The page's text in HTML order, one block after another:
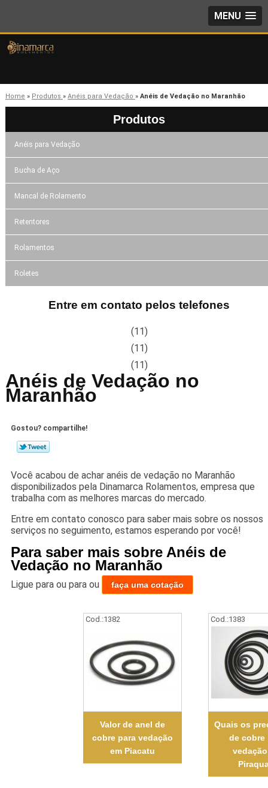
MENU
Home » Produtos » Anéis para Vedação » Anéis de Vedação no Maranhão
Produtos
Anéis para Vedação
Bucha de Aço
Mancal de Rolamento
Retentores
Rolamentos
Roletes
Entre em contato pelos telefones
(11)
(11)
(11)
Anéis de Vedação no
Maranhão
Gostou? compartilhe!
Você acabou de achar anéis de vedação no Maranhão
disponibilizados pela Dinamarca Rolamentos, empresa que
trabalha com as melhores marcas do mercado.
Entre em contato conosco para saber mais sobre os nossos
serviços no seguimento, estamos esperando por você!
Para saber mais sobre Anéis de
Vedação no Maranhão
Ligue para ou para ou faça uma cotação
Cod.:1382
Valor de anel de
cobre para vedação
em Piacatu
Cod.:1383
Quais os
de cobre